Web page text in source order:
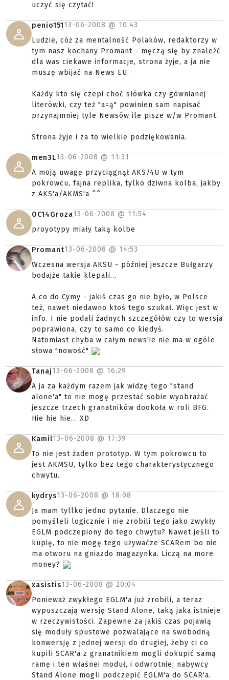
uczyć się czytać!
penio15113-06-2008 @ 10:43
Ludzie, cóż za mentalność Polaków, redaktorzy w
tym nasz kochany Promant - męczą się by znaleźć
dla was ciekawe informacje, strona żyje, a ja nie
muszę wbijać na News EU.
Każdy kto się czepi choć słówka czy gównianej
literówki, czy też "a=ą" powinien sam napisać
przynajmniej tyle Newsów ile pisze w/w Promant.
Strona żyje i za to wielkie podziękowania.
men3L13-06-2008 @ 11:31
A moją uwagę przyciągnął AKS74U w tym
pokrowcu, fajna replika, tylko dziwna kolba, jakby
z AKS'a/AKMS'a ^^
OC14Groza13-06-2008 @ 11:54
proyotypy miały taką kolbe
Promant13-06-2008 @ 14:53
Wczesna wersja AKSU - później jeszcze Bułgarzy
bodajże takie klepali...
A co do Cymy - jakiś czas go nie było, w Polsce
też, nawet niedawno ktoś tego szukał. Więc jest w
info. I nie podali żadnych szczegółów czy to wersja
poprawiona, czy to samo co kiedyś.
Natomiast chyba w całym news'ie nie ma w ogóle
słowa "nowość"
Tanaj13-06-2008 @ 16:29
A ja za każdym razem jak widzę tego "stand
alone'a" to nie mogę przestać sobie wyobrażać
jeszcze trzech granatników dookoła w roli BFG.
Hie hie hie... XD
Kamil13-06-2008 @ 17:39
To nie jest żaden prototyp. W tym pokrowcu to
jest AKMSU, tylko bez tego charakterystycznego
chwytu.
kydrys13-06-2008 @ 18:08
Ja mam tyllko jedno pytanie. Dlaczego nie
pomyśleli logicznie i nie zrobili tego jako zwykły
EGLM podczepiony do tego chwytu? Nawet jeśli to
kupię, to nie mogę tego używaćze SCARem bo nie
ma otworu na gniazdo magazynka. Liczą na more
money?
xasistis13-06-2008 @ 20:04
Ponieważ zwykłego EGLM'a już zrobili, a teraz
wypuszczają wersję Stand Alone, taką jaka istnieje
w rzeczywistości. Zapewne za jakiś czas pojawią
się moduły spustowe pozwalające na swobodną
konwersję z jednej wersji do drugiej, żeby ci co
kupili SCAR'a z granatnikiem mogli dokupić samą
ramę i ten właśnei moduł, i odwrotnie; nabywcy
Stand Alone mogli podczepić EGLM'a do SCAR'a.